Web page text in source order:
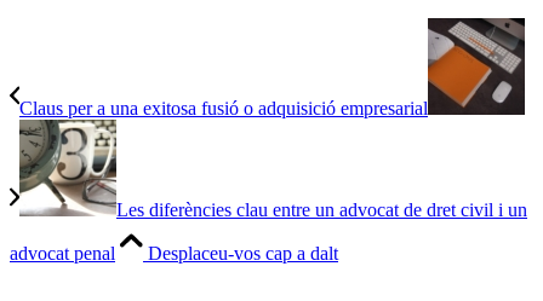
Claus per a una exitosa fusió o adquisició empresarial
Les diferències clau entre un advocat de dret civil i un
advocat penal Desplaceu-vos cap a dalt